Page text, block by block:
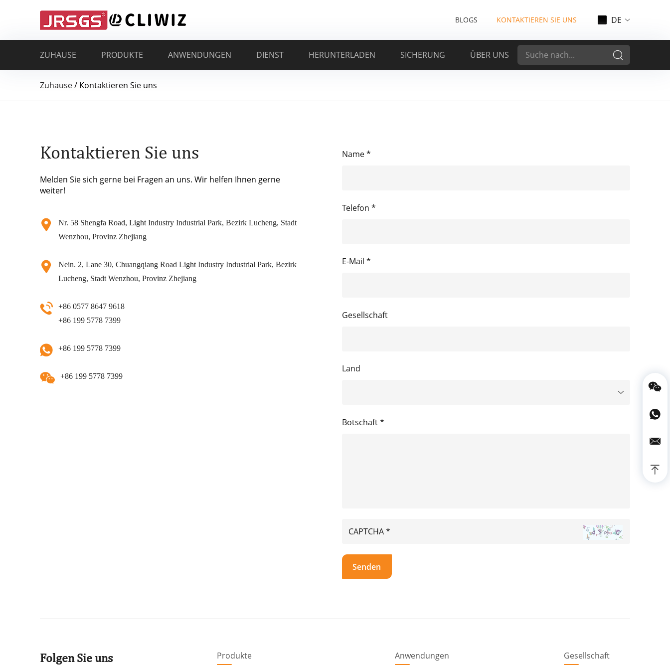
BLOGS KONTAKTIEREN SIE UNS DE
ZUHAUSE PRODUKTE ANWENDUNGEN DIENST HERUNTERLADEN SICHERUNG ÜBER UNS
Zuhause/ Kontaktieren Sie uns
Kontaktieren Sie uns
Melden Sie sich gerne bei Fragen an uns. Wir helfen Ihnen gerne
weiter!
Nr. 58 Shengfa Road, Light Industry Industrial Park, Bezirk Lucheng, Stadt
Wenzhou, Provinz Zhejiang
Nein. 2, Lane 30, Chuangqiang Road Light Industry Industrial Park, Bezirk
Lucheng, Stadt Wenzhou, Provinz Zhejiang
+86 0577 8647 9618
+86 199 5778 7399
+86 199 5778 7399
+86 199 5778 7399
Name *
Telefon *
E-Mail *
Gesellschaft
Land
Botschaft *
Folgen Sie uns Produkte Anwendungen Gesellschaft